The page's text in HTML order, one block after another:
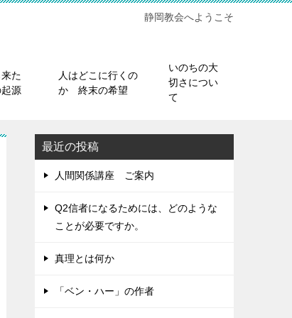
静岡教会へようこそ
た
源
人はどこに行くの
か 終末の希望
いのちの大
切さについ
て
最近の投稿
人間関係講座 ご案内
Q2信者になるためには、どのような
ことが必要ですか。
真理とは何か
「ベン・ハー」の作者